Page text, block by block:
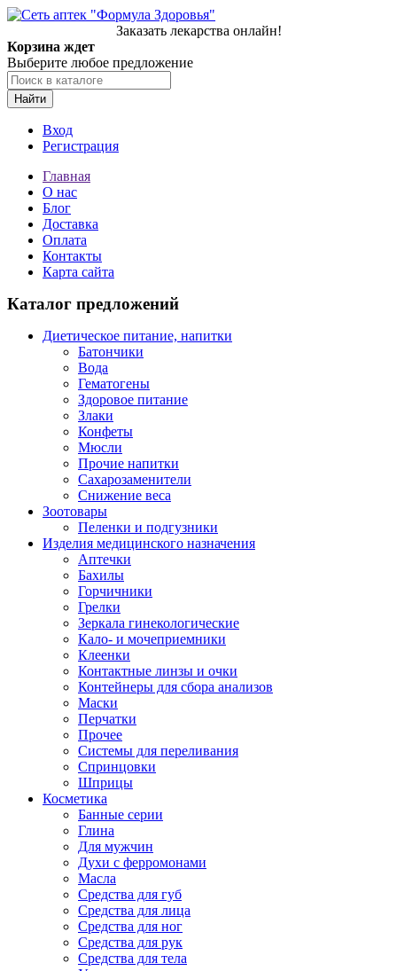
Заказать лекарства онлайн!
Корзина ждет
Выберите любое предложение
Найти
Вход
Регистрация
Главная
О нас
Блог
Доставка
Оплата
Контакты
Карта сайта
Каталог предложений
Диетическое питание, напитки
Батончики
Вода
Гематогены
Здоровое питание
Злаки
Конфеты
Мюсли
Прочие напитки
Сахарозаменители
Снижение веса
Зоотовары
Пеленки и подгузники
Изделия медицинского назначения
Аптечки
Бахилы
Горчичники
Грелки
Зеркала гинекологические
Кало- и мочеприемники
Клеенки
Контактные линзы и очки
Контейнеры для сбора анализов
Маски
Перчатки
Прочее
Системы для переливания
Спринцовки
Шприцы
Косметика
Банные серии
Глина
Для мужчин
Духи с ферромонами
Масла
Средства для губ
Средства для лица
Средства для ног
Средства для рук
Средства для тела